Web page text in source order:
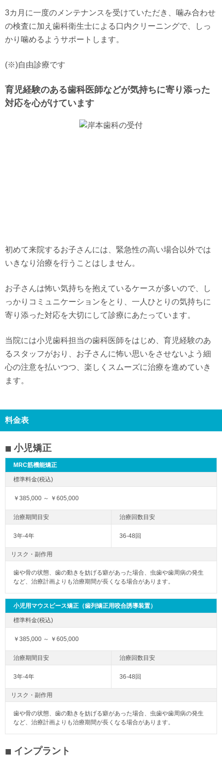
3カ月に一度のメンテナンスを受けていただき、噛み合わせ
の検査に加え歯科衛生士による口内クリーニングで、しっ
かり噛めるようサポートします。
(※)自由診療です
育児経験のある歯科医師などが気持ちに寄り添った
対応を心がけています
初めて来院するお子さんには、緊急性の高い場合以外では
いきなり治療を行うことはしません。
お子さんは怖い気持ちを抱えているケースが多いので、し
っかりコミュニケーションをとり、一人ひとりの気持ちに
寄り添った対応を大切にして診療にあたっています。
当院には小児歯科担当の歯科医師をはじめ、育児経験のあ
るスタッフがおり、お子さんに怖い思いをさせないよう細
心の注意を払いつつ、楽しくスムーズに治療を進めていき
ます。
料金表
小児矯正
MRC筋機能矯正
￥385,000 ～ ￥605,000
3年-4年 36-48回
リスク・副作用
歯や骨の状態、歯の動きを妨げる癖があった場合、虫歯や歯周病の発生
など、治療計画よりも治療期間が長くなる場合があります。
小児用マウスピース矯正（歯列矯正用咬合誘導装置）
￥385,000 ～ ￥605,000
3年-4年 36-48回
リスク・副作用
歯や骨の状態、歯の動きを妨げる癖があった場合、虫歯や歯周病の発生
など、治療計画よりも治療期間が長くなる場合があります。
インプラント